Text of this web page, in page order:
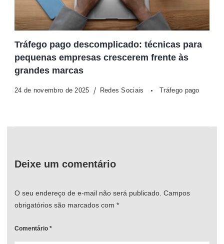
Tráfego pago descomplicado: técnicas para
pequenas empresas crescerem frente às
grandes marcas
24 de novembro de 2025 Redes Sociais Tráfego pago
Deixe um comentário
O seu endereço de e-mail não será publicado. Campos
obrigatórios são marcados com *
Comentário *